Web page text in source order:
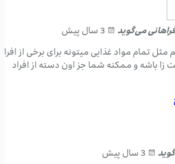
می‌گوید
تمام مواد غذایی میتونه برای برخی از افراد
باشه و ممکنه شما جز اون دسته از افراد